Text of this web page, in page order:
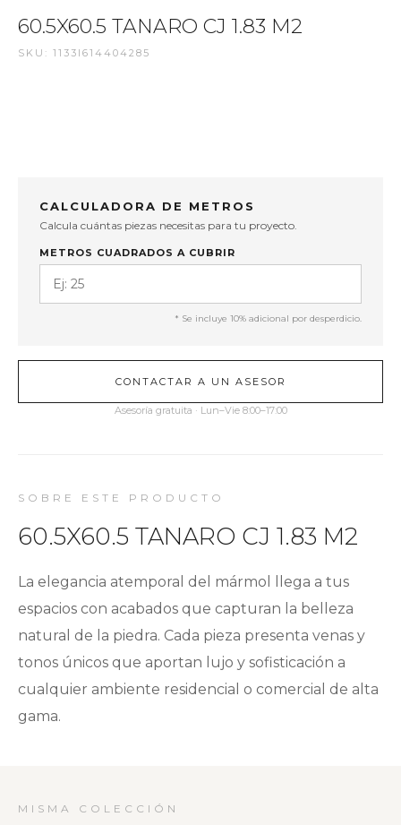
60.5X60.5 TANARO CJ 1.83 M2
SKU: 1133I614404285
CALCULADORA DE METROS
Calcula cuántas piezas necesitas para tu proyecto.
METROS CUADRADOS A CUBRIR
* Se incluye 10% adicional por desperdicio.
CONTACTAR A UN ASESOR
Asesoría gratuita · Lun–Vie 8:00–17:00
SOBRE ESTE PRODUCTO
60.5X60.5 TANARO CJ 1.83 M2
La elegancia atemporal del mármol llega a tus
espacios con acabados que capturan la belleza
natural de la piedra. Cada pieza presenta venas y
tonos únicos que aportan lujo y sofisticación a
cualquier ambiente residencial o comercial de alta
gama.
MISMA COLECCIÓN